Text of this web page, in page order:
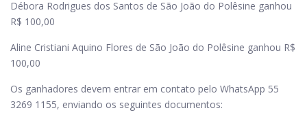
Débora Rodrigues dos Santos de São João do Polêsine ganhou
R$ 100,00
Aline Cristiani Aquino Flores de São João do Polêsine ganhou R$
100,00
Os ganhadores devem entrar em contato pelo WhatsApp 55
3269 1155, enviando os seguintes documentos: